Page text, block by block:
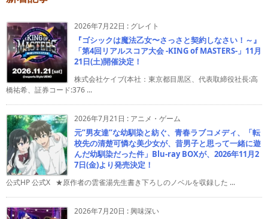
2026年7月22日 : グレイト
『ゴシックは魔法乙女〜さっさと契約しなさい！～』
「第4回リアルスコア大会 -KING of MASTERS-」11月
21日(土)開催決定！
株式会社ケイブ(本社：東京都目黒区、代表取締役社長:高
橋祐希、証券コード:376 ...
2026年7月21日 : アニメ・ゲーム
元”男友達”な幼馴染と紡ぐ、青春ラブコメディ、「転
校先の清楚可憐な美少女が、昔男子と思って一緒に遊
んだ幼馴染だった件」Blu-ray BOXが、2026年11月2
7日(金)より発売決定！
公式HP 公式X ★原作者の雲雀湯先生書き下ろしのノベルを収録した ...
2026年7月20日 :興味深い